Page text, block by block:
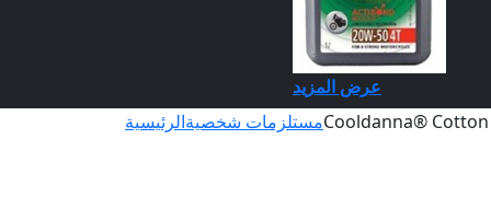
عرض المزيد
الرئيسيةمستلزمات شخصيةCooldanna® Cotton